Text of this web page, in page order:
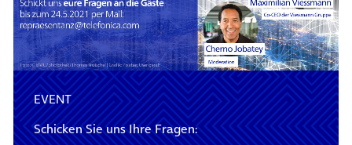
EVENT
Schicken Sie uns Ihre Fragen: